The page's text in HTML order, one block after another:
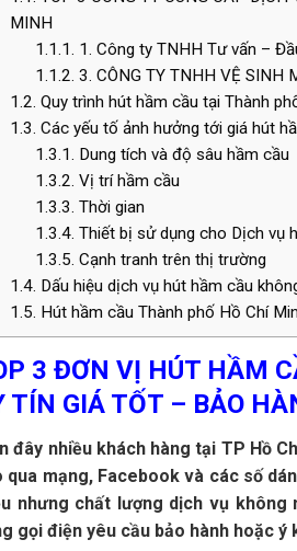
MINH
1.1.1. 1. Công ty TNHH Tư vấn –
1.1.2. 3. CÔNG TY TNHH VỆ SINH
1.2. Quy trình hút hầm cầu tại Thành
1.3. Các yếu tố ảnh hưởng tới giá hút
1.3.1. Dung tích và độ sâu hầm cầu
1.3.2. Vị trí hầm cầu
1.3.3. Thời gian
1.3.4. Thiết bị sử dụng cho Dịch vụ
1.3.5. Cạnh tranh trên thị trường
1.4. Dấu hiệu dịch vụ hút hầm cầu
1.5. Hút hầm cầu Thành phố Hồ Chí
3 ĐƠN VỊ HÚT HẦM
TÍN GIÁ TỐT – BẢO
đây nhiều khách hàng tại TP Hồ
qua mạng, Facebook và các số
nhưng chất lượng dịch vụ không
gọi điện yêu cầu bảo hành hoặc